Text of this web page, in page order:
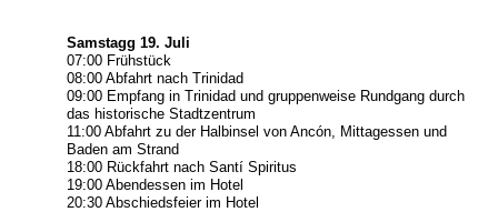
Samstagg 19. Juli
07:00 Frühstück
08:00 Abfahrt nach Trinidad
09:00 Empfang in Trinidad und gruppenweise Rundgang durch
das historische Stadtzentrum
11:00 Abfahrt zu der Halbinsel von Ancón, Mittagessen und
Baden am Strand
18:00 Rückfahrt nach Santí Spiritus
19:00 Abendessen im Hotel
20:30 Abschiedsfeier im Hotel